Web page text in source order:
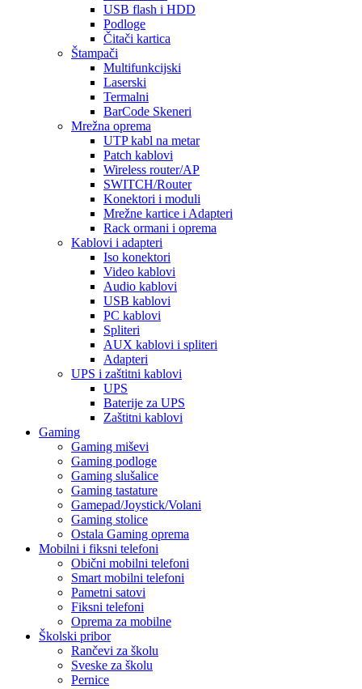
USB flash i HDD
Podloge
Čitači kartica
Štampači
Multifunkcijski
Laserski
Termalni
BarCode Skeneri
Mrežna oprema
UTP kabl na metar
Patch kablovi
Wireless router/AP
SWITCH/Router
Konektori i moduli
Mrežne kartice i Adapteri
Rack ormani i oprema
Kablovi i adapteri
Iso konektori
Video kablovi
Audio kablovi
USB kablovi
PC kablovi
Spliteri
AUX kablovi i spliteri
Adapteri
UPS i zaštitni kablovi
UPS
Baterije za UPS
Zaštitni kablovi
Gaming
Gaming miševi
Gaming podloge
Gaming slušalice
Gaming tastature
Gamepad/Joystick/Volani
Gaming stolice
Ostala Gaming oprema
Mobilni i fiksni telefoni
Obični mobilni telefoni
Smart mobilni telefoni
Pametni satovi
Fiksni telefoni
Oprema za mobilne
Školski pribor
Rančevi za školu
Sveske za školu
Pernice